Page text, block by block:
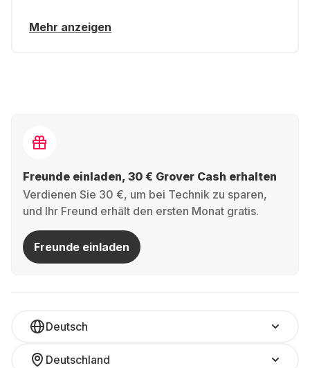
Mehr anzeigen
Freunde einladen, 30 € Grover Cash erhalten
Verdienen Sie 30 €, um bei Technik zu sparen,
und Ihr Freund erhält den ersten Monat gratis.
Freunde einladen
Deutsch
Deutschland